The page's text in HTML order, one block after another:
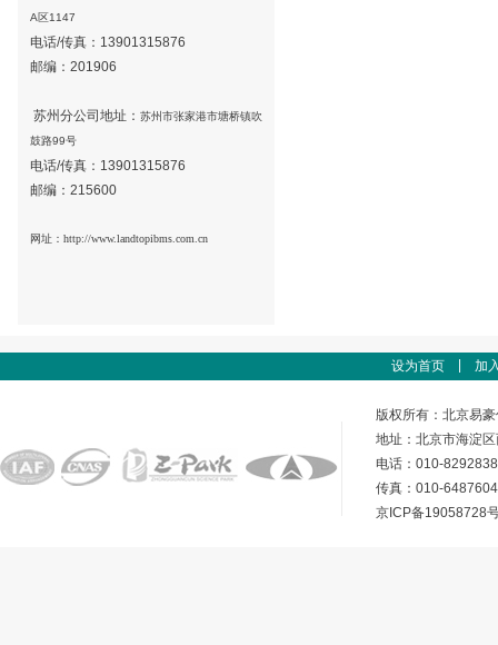
A区1147
电话/传真： 13901315876
邮编：201906
苏州分公司地址： 苏州市张家港市塘桥镇吹
鼓路99号
电话/传真： 13901315876
邮编：215600
网址： http://www.landtopibms.com.cn
设为首页 加
版权所有：北京易
地址：北京市海淀
电话：010-
传真：010-
京ICP备19058728